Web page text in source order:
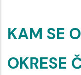
KAM SE
OKRESE